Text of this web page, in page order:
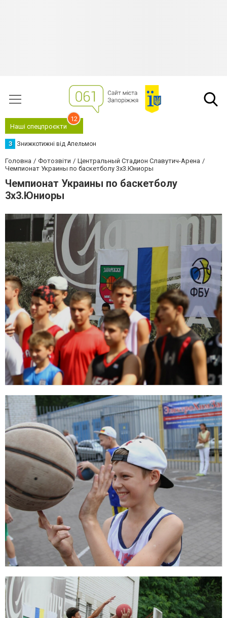
Наші спецпроєкти
12
З Знижкотижні від Апельмон
Головна Фотозвіти
Центральный Стадион Славутич-Арена
Чемпионат Украины по баскетболу 3х3.Юниоры
Чемпионат Украины по баскетболу
3х3.Юниоры